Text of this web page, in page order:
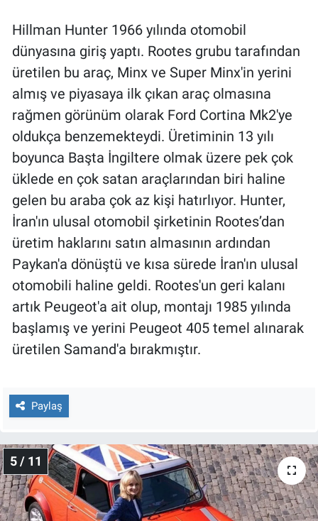
Hillman Hunter 1966 yılında otomobil
dünyasına giriş yaptı. Rootes grubu tarafından
üretilen bu araç, Minx ve Super Minx'in yerini
almış ve piyasaya ilk çıkan araç olmasına
rağmen görünüm olarak Ford Cortina Mk2'ye
oldukça benzemekteydi. Üretiminin 13 yılı
boyunca Başta İngiltere olmak üzere pek çok
üklede en çok satan araçlarından biri haline
gelen bu araba çok az kişi hatırlıyor. Hunter,
İran'ın ulusal otomobil şirketinin Rootes’dan
üretim haklarını satın almasının ardından
Paykan'a dönüştü ve kısa sürede İran'ın ulusal
otomobili haline geldi. Rootes'un geri kalanı
artık Peugeot'a ait olup, montajı 1985 yılında
başlamış ve yerini Peugeot 405 temel alınarak
üretilen Samand'a bırakmıştır.
Paylaş
5 / 11